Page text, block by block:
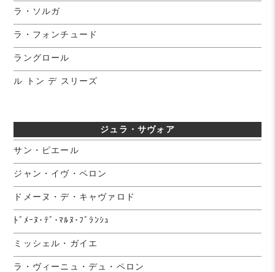
ラ・ソルガ
ラ・フォンチュード
ラングロール
ル トン デ スリーズ
ジュラ・サヴォア
サン・ピエール
ジャン・イヴ・ペロン
ドメーヌ・デ・キャヴァロド
ﾄﾞﾒｰﾇ･ﾃﾞ･ﾏﾙﾇ･ﾌﾞﾗﾝｼｭ
ミッシェル・ガイエ
ラ・ヴィーニュ・デュ・ペロン